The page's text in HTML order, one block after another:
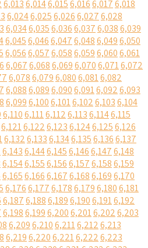
6,0136,0146,0156,0166,0176,018
6,0246,0256,0266,0276,028
6,0346,0356,0366,0376,0386,039
6,0456,0466,0476,0486,0496,050
6,0566,0576,0586,0596,0606,061
6,0676,0686,0696,0706,0716,072
6,0786,0796,0806,0816,082
6,0886,0896,0906,0916,0926,093
6,0996,1006,1016,1026,1036,104
6,1106,1116,1126,1136,1146,115
6,1216,1226,1236,1246,1256,126
6,1326,1336,1346,1356,1366,137
6,1436,1446,1456,1466,1476,148
6,1546,1556,1566,1576,1586,159
6,1656,1666,1676,1686,1696,170
6,1766,1776,1786,1796,1806,181
6,1876,1886,1896,1906,1916,192
6,1986,1996,2006,2016,2026,203
6,2096,2106,2116,2126,213
6,2196,2206,2216,2226,223